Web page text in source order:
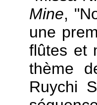
Mine,
une
flûtes et
thème
Ruychi